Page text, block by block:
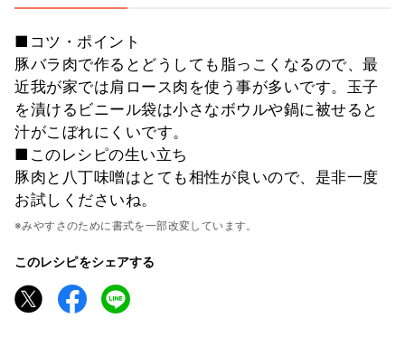
■コツ・ポイント
豚バラ肉で作るとどうしても脂っこくなるので、最
近我が家では肩ロース肉を使う事が多いです。玉子
を漬けるビニール袋は小さなボウルや鍋に被せると
汁がこぼれにくいです。
■このレシピの生い立ち
豚肉と八丁味噌はとても相性が良いので、是非一度
お試しくださいね。
※みやすさのために書式を一部改変しています。
このレシピをシェアする